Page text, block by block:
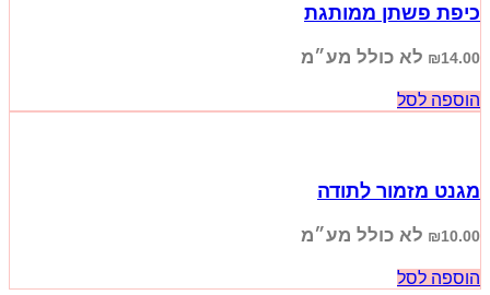
כיפת פשתן ממותגת
₪14.00 לא כולל מע״מ
הוספה לסל
מגנט מזמור לתודה
₪10.00 לא כולל מע״מ
הוספה לסל